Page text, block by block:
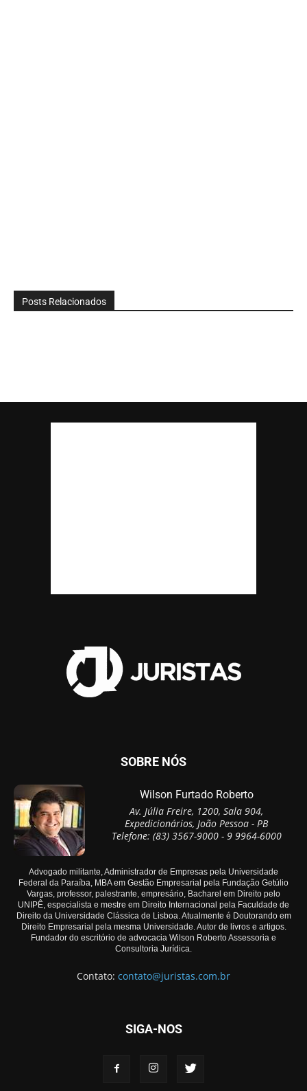
Posts Relacionados
SOBRE NÓS
Wilson Furtado Roberto
Av. Júlia Freire, 1200, Sala 904,
Expedicionários, João Pessoa - PB
Telefone: (83) 3567-9000 - 9 9964-6000
Advogado militante, Administrador de Empresas pela Universidade
Federal da Paraíba, MBA em Gestão Empresarial pela Fundação Getúlio
Vargas, professor, palestrante, empresário, Bacharel em Direito pelo
UNIPÊ, especialista e mestre em Direito Internacional pela Faculdade de
Direito da Universidade Clássica de Lisboa. Atualmente é Doutorando em
Direito Empresarial pela mesma Universidade. Autor de livros e artigos.
Fundador do escritório de advocacia Wilson Roberto Assessoria e
Consultoria Jurídica.
Contato: contato@juristas.com.br
SIGA-NOS